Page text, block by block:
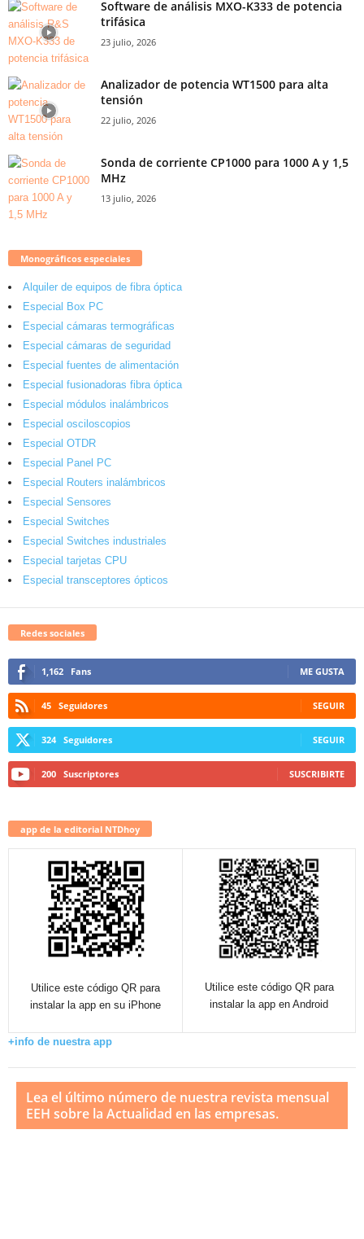
Software de análisis MXO-K333 de potencia
trifásica
23 julio, 2026
Analizador de potencia WT1500 para alta
tensión
22 julio, 2026
Sonda de corriente CP1000 para 1000 A y 1,5
MHz
13 julio, 2026
Monográficos especiales
Alquiler de equipos de fibra óptica
Especial Box PC
Especial cámaras termográficas
Especial cámaras de seguridad
Especial fuentes de alimentación
Especial fusionadoras fibra óptica
Especial módulos inalámbricos
Especial osciloscopios
Especial OTDR
Especial Panel PC
Especial Routers inalámbricos
Especial Sensores
Especial Switches
Especial Switches industriales
Especial tarjetas CPU
Especial transceptores ópticos
Redes sociales
1,162 Fans ME GUSTA
45 Seguidores SEGUIR
324 Seguidores SEGUIR
200 Suscriptores SUSCRIBIRTE
app de la editorial NTDhoy
Utilice este código QR para
instalar la app en su iPhone
Utilice este código QR para
instalar la app en Android
+info de nuestra app
Lea el último número de nuestra revista mensual
EEH sobre la Actualidad en las empresas.